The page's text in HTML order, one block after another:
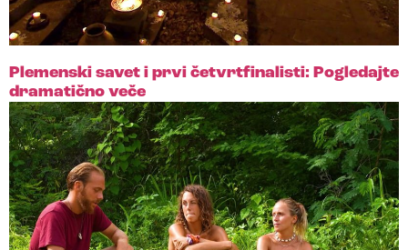
Plemenski savet i prvi četvrtfinalisti: Pogledajte
dramatično veče